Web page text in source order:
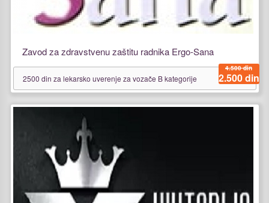
Zavod za zdravstvenu zaštitu radnika Ergo-Sana
2500 din za lekarsko uverenje za vozače B kategorije
4.500 din
2.500 din